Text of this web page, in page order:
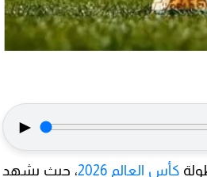
►
كأس العالم 2026
، حيث يشهد